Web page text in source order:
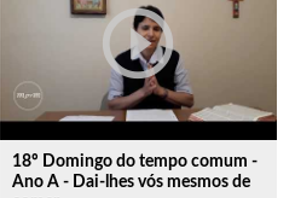
play_circle_outline
18º Domingo do tempo comum -
Ano A - Dai-lhes vós mesmos de